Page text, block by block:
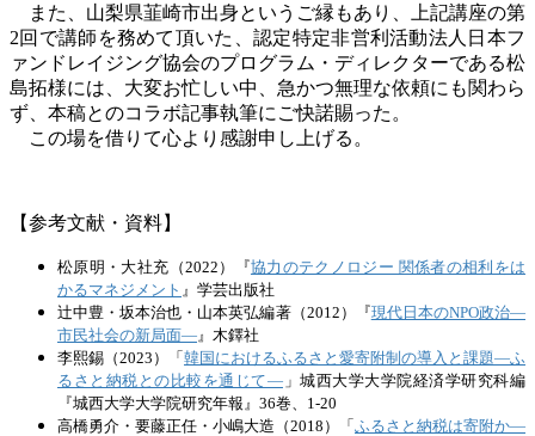
また、山梨県韮崎市出身というご縁もあり、上記講座の第
2回で講師を務めて頂いた、認定特定非営利活動法人日本フ
ァンドレイジング協会のプログラム・ディレクターである松
島拓様には、大変お忙しい中、急かつ無理な依頼にも関わら
ず、本稿とのコラボ記事執筆にご快諾賜った。
この場を借りて心より感謝申し上げる。
【参考文献・資料】
松原明・大社充（2022）『協力のテクノロジー 関係者の相利をは
かるマネジメント 』学芸出版社
辻中豊・坂本治也・山本英弘編著（2012）『現代日本のNPO政治―
市民社会の新局面― 』木鐸社
李熙錫（2023）「韓国におけるふるさと愛寄附制の導入と課題―ふ
るさと納税との比較を通じて―」城西大学大学院経済学研究科編
『城西大学大学院研究年報』36巻、1-20
高橋勇介・要藤正任・小嶋大造（2018）「ふるさと納税は寄附か―